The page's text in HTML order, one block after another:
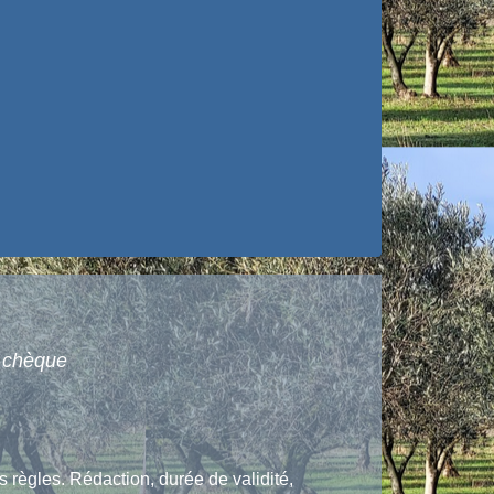
règles. Rédaction, durée de validité,